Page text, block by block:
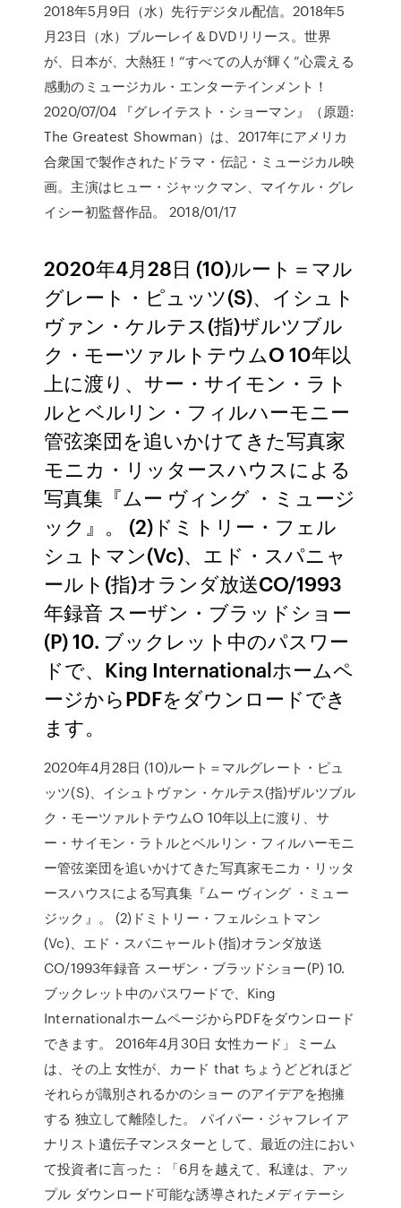
2018年5月9日（水）先行デジタル配信。2018年5
月23日（水）ブルーレイ＆DVDリリース。世界
が、日本が、大熱狂！“すべての人が輝く”心震える
感動のミュージカル・エンターテインメント！
2020/07/04 『グレイテスト・ショーマン』（原題:
The Greatest Showman）は、2017年にアメリカ
合衆国で製作されたドラマ・伝記・ミュージカル映
画。主演はヒュー・ジャックマン、マイケル・グレ
イシー初監督作品。 2018/01/17
2020年4月28日 (10)ルート＝マル
グレート・ピュッツ(S)、イシュト
ヴァン・ケルテス(指)ザルツブル
ク・モーツァルトテウムO 10年以
上に渡り、サー・サイモン・ラト
ルとベルリン・フィルハーモニー
管弦楽団を追いかけてきた写真家
モニカ・リッタースハウスによる
写真集『ムー ヴィング ・ミュージ
ック』。 (2)ドミトリー・フェル
シュトマン(Vc)、エド・スパニャ
ールト(指)オランダ放送CO/1993
年録音 スーザン・ブラッドショー
(P) 10. ブックレット中のパスワー
ドで、King Internationalホームペ
ージからPDFをダウンロードでき
ます。
2020年4月28日 (10)ルート＝マルグレート・ピュ
ッツ(S)、イシュトヴァン・ケルテス(指)ザルツブル
ク・モーツァルトテウムO 10年以上に渡り、サ
ー・サイモン・ラトルとベルリン・フィルハーモニ
ー管弦楽団を追いかけてきた写真家モニカ・リッタ
ースハウスによる写真集『ムー ヴィング ・ミュー
ジック』。 (2)ドミトリー・フェルシュトマン
(Vc)、エド・スパニャールト(指)オランダ放送
CO/1993年録音 スーザン・ブラッドショー(P) 10.
ブックレット中のパスワードで、King
InternationalホームページからPDFをダウンロード
できます。 2016年4月30日 女性カード」ミーム
は、その上 女性が、カード that ちょうどどれほど
それらが識別されるかのショー のアイデアを抱擁
する 独立して離陸した。 パイパー・ジャフレイア
ナリスト遺伝子マンスターとして、最近の注におい
て投資者に言った：「6月を越えて、私達は、アッ
プル ダウンロード可能な誘導されたメディテーシ